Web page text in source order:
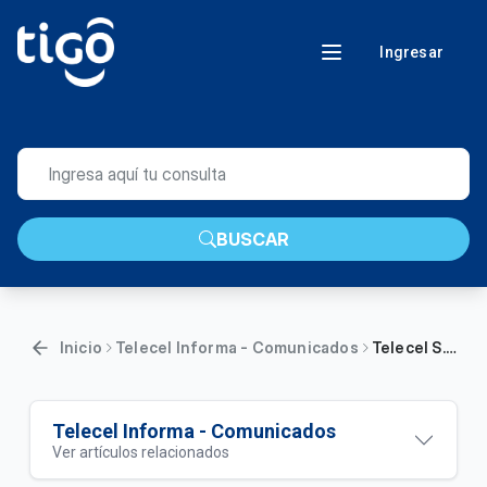
Ingresar
BUSCAR
Inicio Telecel Informa - Comunicados Telecel S.A.E Informa: Actualización de los Paquetes Promocionales
Telecel Informa - Comunicados
Ver artículos relacionados